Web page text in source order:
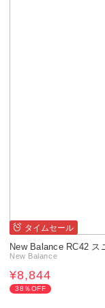
タイムセール
New Balance RC42 ス
New Balance
¥8,844
38％OFF